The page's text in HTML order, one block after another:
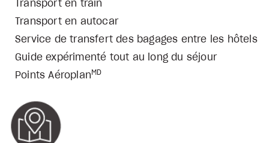
Transport en train
Transport en autocar
Service de transfert des bagages entre les hôtels
Guide expérimenté tout au long du séjour
Points Aéroplan MD